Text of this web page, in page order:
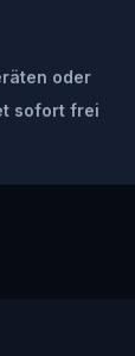
oder
sofort frei